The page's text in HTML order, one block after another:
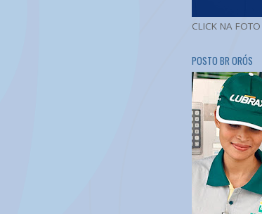
CLICK NA
POSTO BR ORÓS